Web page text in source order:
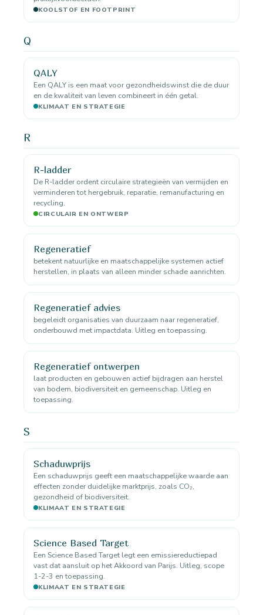
KOOLSTOF EN FOOTPRINT
Q
QALY
Een QALY is een maat voor gezondheidswinst die de duur
en de kwaliteit van leven combineert in één getal.
KLIMAAT EN STRATEGIE
R
R-ladder
De R-ladder ordent circulaire strategieën van vermijden en
verminderen tot hergebruik, reparatie, remanufacturing en
recycling.
CIRCULAIR EN ONTWERP
Regeneratief
betekent natuurlijke en maatschappelijke systemen actief
herstellen, in plaats van alleen minder schade aanrichten.
Regeneratief advies
begeleidt organisaties van duurzaam naar regeneratief,
onderbouwd met impactdata. Uitleg en toepassing.
Regeneratief ontwerpen
laat producten en gebouwen actief bijdragen aan herstel
van bodem, biodiversiteit en gemeenschap. Uitleg en
toepassing.
S
Schaduwprijs
Een schaduwprijs geeft een maatschappelijke waarde aan
effecten zonder duidelijke marktprijs, zoals CO₂,
gezondheid of biodiversiteit.
KLIMAAT EN STRATEGIE
Science Based Target
Een Science Based Target legt een emissiereductiepad
vast dat aansluit op het Akkoord van Parijs. Uitleg, scope
1-2-3 en toepassing.
KLIMAAT EN STRATEGIE